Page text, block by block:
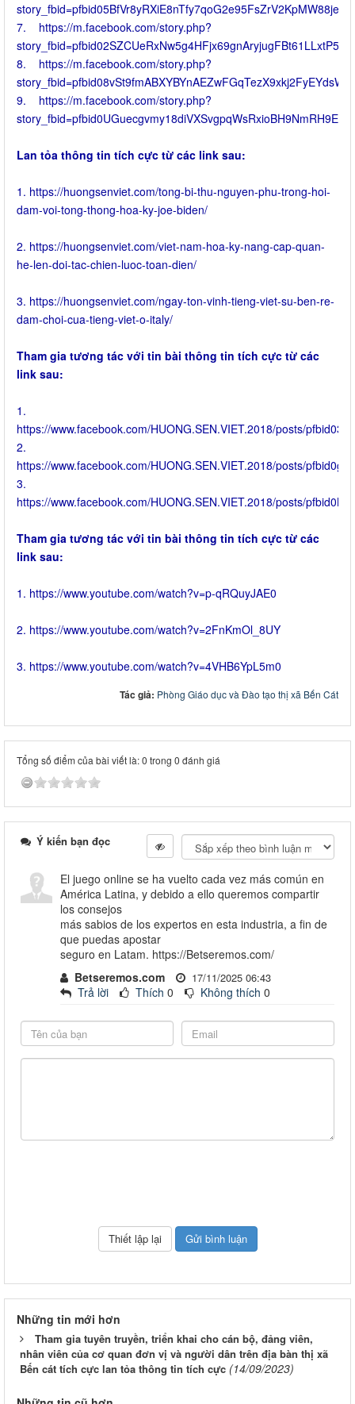
7. https://m.facebook.com/story.php?
8. https://m.facebook.com/story.php?
9. https://m.facebook.com/story.php?
Lan tỏa thông tin tích cực từ các link sau:
1. https://huongsenviet.com/tong-bi-thu-nguyen-phu-trong-hoi-
dam-voi-tong-thong-hoa-ky-joe-biden/
2. https://huongsenviet.com/viet-nam-hoa-ky-nang-cap-quan-
he-len-doi-tac-chien-luoc-toan-dien/
3. https://huongsenviet.com/ngay-ton-vinh-tieng-viet-su-ben-re-
dam-choi-cua-tieng-viet-o-italy/
Tham gia tương tác với tin bài thông tin tích cực từ các
link sau:
1.
https://www.facebook.com/HUONG.SEN.VIET.2018/posts/
2.
https://www.facebook.com/HUONG.SEN.VIET.2018/posts/
3.
https://www.facebook.com/HUONG.SEN.VIET.2018/posts/
Tham gia tương tác với tin bài thông tin tích cực từ các
link sau:
1. https://www.youtube.com/watch?v=p-qRQuyJAE0
2. https://www.youtube.com/watch?v=2FnKmOl_8UY
3. https://www.youtube.com/watch?v=4VHB6YpL5m0
Tác giả: Phòng Giáo dục và Đào tạo thị xã Bến Cát
Tổng số điểm của bài viết là: 0 trong 0 đánh giá
Ý kiến bạn đọc
El juego online se ha vuelto cada vez más común en
América Latina, y debido a ello queremos compartir
los consejos
más sabios de los expertos en esta industria, a fin de
que puedas apostar
seguro en Latam. https://Betseremos.com/
Betseremos.com
17/11/2025 06:43
Trả lời Thích 0 Không thích 0
Những tin mới hơn
Tham gia tuyên truyền, triển khai cho cán bộ, đảng viên,
nhân viên của cơ quan đơn vị và người dân trên địa bàn thị xã
Bến cát tích cực lan tỏa thông tin tích cực (14/09/2023)